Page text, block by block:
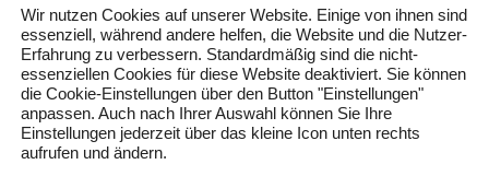
Haben Sie Fragen oder Anregungen?
Sprechen Sie uns an!
©2025 Akkordeon-Orchester Ennepetal e. V.
Wir nutzen Cookies auf unserer Website. Einige von ihnen sind
essenziell, während andere helfen, die Website und die Nutzer-
Erfahrung zu verbessern. Standardmäßig sind die nicht-
essenziellen Cookies für diese Website deaktiviert. Sie können
die Cookie-Einstellungen über den Button "Einstellungen"
anpassen. Auch nach Ihrer Auswahl können Sie Ihre
Einstellungen jederzeit über das kleine Icon unten rechts
aufrufen und ändern.